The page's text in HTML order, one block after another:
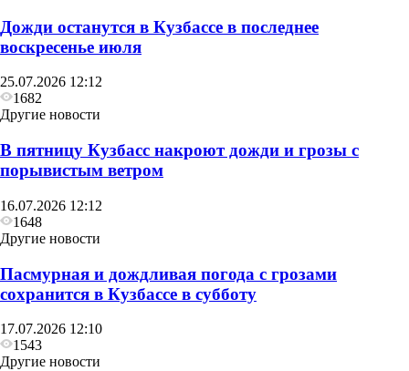
Дожди останутся в Кузбассе в последнее
воскресенье июля
25.07.2026 12:12
1682
Другие новости
В пятницу Кузбасс накроют дожди и грозы с
порывистым ветром
16.07.2026 12:12
1648
Другие новости
Пасмурная и дождливая погода с грозами
сохранится в Кузбассе в субботу
17.07.2026 12:10
1543
Другие новости